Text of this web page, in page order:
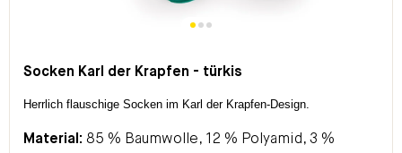
Socken Karl der Krapfen - türkis
Herrlich flauschige Socken im Karl der Krapfen-Design.
Material: 85 % Baumwolle, 12 % Polyamid, 3 %